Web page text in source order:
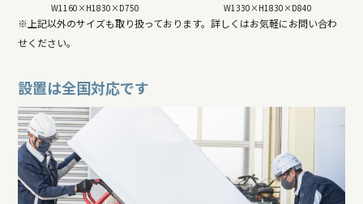
W1160×H1830×D750 W1330×H1830×D840
※上記以外のサイズも取り扱っております。詳しくはお気軽にお問い合わ
せください。
設置は全国対応です